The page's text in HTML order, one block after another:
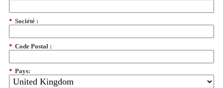
* Société :
* Code Postal :
* Pays: